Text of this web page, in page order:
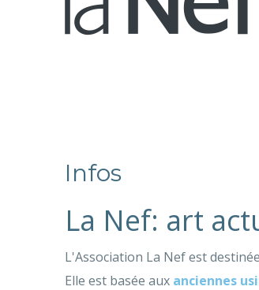
Infos
La Nef: art
L'Association La Nef est
Elle est basée aux anciennes